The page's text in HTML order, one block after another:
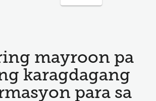
mayroon pa
karagdagang
para sa